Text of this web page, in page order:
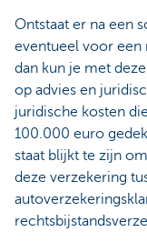
Ontstaat er na een
eventueel voor een
dan kun je met deze
op advies en
juridische kosten
100.000 euro
staat blijkt te zijn
deze verzekering